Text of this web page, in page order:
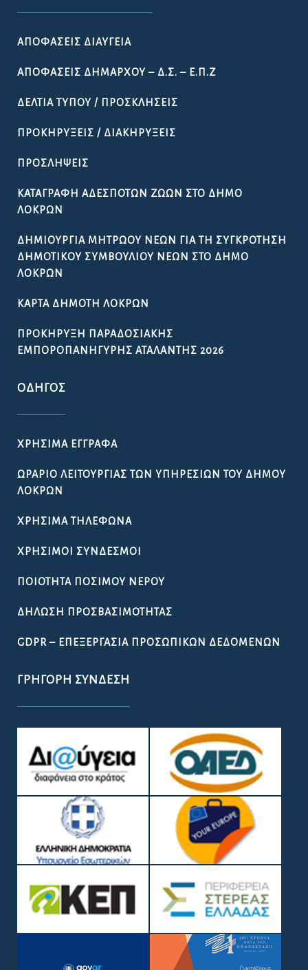
ΑΠΟΦΆΣΕΙΣ ΔΙΑΎΓΕΙΑ
ΑΠΟΦΆΣΕΙΣ ΔΗΜΆΡΧΟΥ – Δ.Σ. – Ε.Π.Ζ
ΔΕΛΤΊΑ ΤΎΠΟΥ / ΠΡΟΣΚΛΉΣΕΙΣ
ΠΡΟΚΗΡΎΞΕΙΣ / ΔΙΑΚΗΡΎΞΕΙΣ
ΠΡΟΣΛΉΨΕΙΣ
ΚΑΤΑΓΡΑΦΉ ΑΔΈΣΠΟΤΩΝ ΖΏΩΝ ΣΤΟ ΔΉΜΟ
ΛΟΚΡΏΝ
ΔΗΜΙΟΥΡΓΊΑ ΜΗΤΡΏΟΥ ΝΈΩΝ ΓΙΑ ΤΗ ΣΥΓΚΡΌΤΗΣΗ
ΔΗΜΟΤΙΚΟΎ ΣΥΜΒΟΥΛΊΟΥ ΝΈΩΝ ΣΤΟ ΔΉΜΟ
ΛΟΚΡΏΝ
ΚΆΡΤΑ ΔΗΜΌΤΗ ΛΟΚΡΏΝ
ΠΡΟΚΉΡΥΞΗ ΠΑΡΑΔΟΣΙΑΚΉΣ
ΕΜΠΟΡΟΠΑΝΉΓΥΡΗΣ ΑΤΑΛΆΝΤΗΣ 2026
ΟΔΗΓΌΣ
ΧΡΉΣΙΜΑ ΈΓΓΡΑΦΑ
ΩΡΆΡΙΟ ΛΕΙΤΟΥΡΓΊΑΣ ΤΩΝ ΥΠΗΡΕΣΙΏΝ ΤΟΥ ΔΉΜΟΥ
ΛΟΚΡΏΝ
ΧΡΉΣΙΜΑ ΤΗΛΈΦΩΝΑ
ΧΡΉΣΙΜΟΙ ΣΎΝΔΕΣΜΟΙ
ΠΟΙΌΤΗΤΑ ΠΌΣΙΜΟΥ ΝΕΡΟΎ
ΔΉΛΩΣΗ ΠΡΟΣΒΑΣΙΜΌΤΗΤΑΣ
GDPR – ΕΠΕΞΕΡΓΑΣΙΑ ΠΡΟΣΩΠΙΚΩΝ ΔΕΔΟΜΕΝΩΝ
ΓΡΉΓΟΡΗ ΣΎΝΔΕΣΗ